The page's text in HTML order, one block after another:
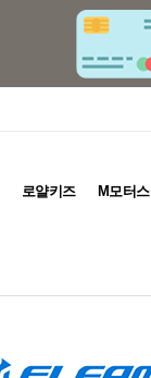
로얄키즈 M모터스